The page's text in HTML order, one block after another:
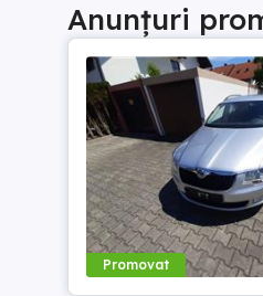
Anunțuri
Promovat